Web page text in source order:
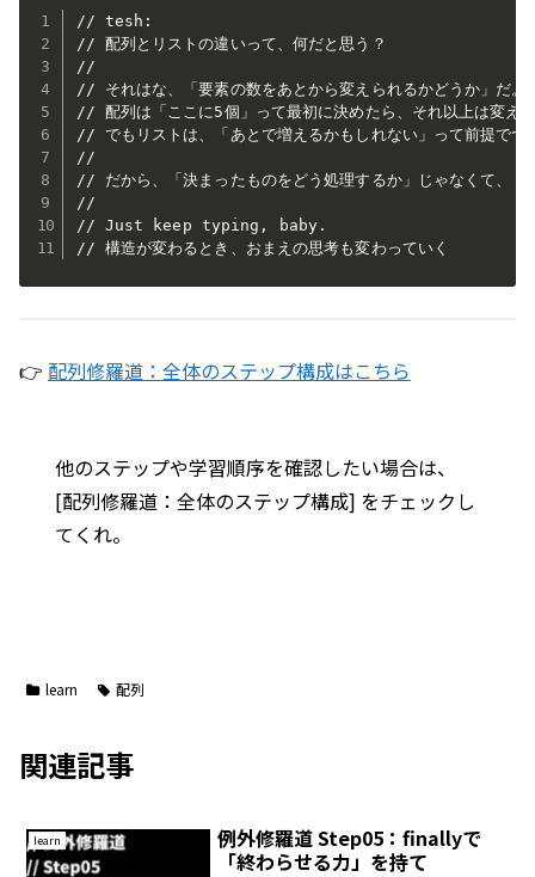
// tesh:
// 配列とリストの違いって、何だと思う？
//
// それはな、「要素の数をあとから変えられるかどうか」だ。
// 配列は「ここに5個」って最初に決めたら、それ以上は変え
// でもリストは、「あとで増えるかもしれない」って前提でつ
//
// だから、「決まったものをどう処理するか」じゃなくて、
//
// Just keep typing, baby.
// 構造が変わるとき、おまえの思考も変わっていく
👉 配列修羅道：全体のステップ構成はこちら
他のステップや学習順序を確認したい場合は、
[配列修羅道：全体のステップ構成] をチェックし
てくれ。
learn 配列
関連記事
learn
例外修羅道 Step05：finallyで
「終わらせる力」を持て